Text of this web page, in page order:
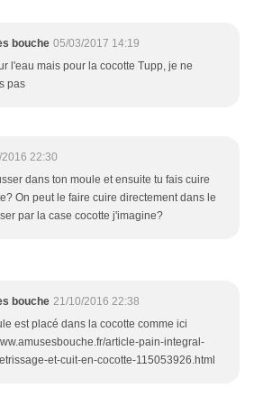
bouche 05/03/2017 14:19
l'eau mais pour la cocotte Tupp, je ne
pas
22:30
dans ton moule et ensuite tu fais cuire
On peut le faire cuire directement dans le
par la case cocotte j'imagine?
bouche 21/10/2016 22:38
est placé dans la cocotte comme ici
article-pain-integral-
et-cuit-en-cocotte-115053926.html